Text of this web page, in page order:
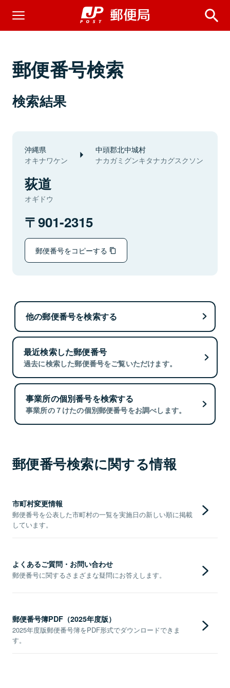
郵便番号検索
検索結果
沖縄県
オキナワケン
中頭郡北中城村
ナカガミグンキタナカグスクソン
荻道
オギドウ
901-2315
郵便番号をコピーする
他の郵便番号を検索する
最近検索した郵便番号
過去に検索した郵便番号をご覧いただけます。
事業所の個別番号を検索する
事業所の７けたの個別郵便番号をお調べします。
郵便番号検索に関する情報
市町村変更情報
郵便番号を公表した市町村の一覧を実施日の新しい順に掲載
しています。
よくあるご質問・お問い合わせ
郵便番号に関するさまざまな疑問にお答えします。
郵便番号簿PDF（2025年度版）
2025年度版郵便番号簿をPDF形式でダウンロードできま
す。